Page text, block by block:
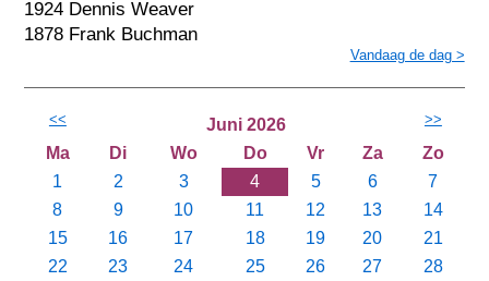
1924 Dennis Weaver
1878 Frank Buchman
Vandaag de dag >
<< Juni 2026 >>
Ma Di Wo Do Vr Za
Zo
1
2 3 4 5 6
7
8
9 10 11 12 13
14
15
16 17 18 19 20
21
22
23 24 25 26 27
28